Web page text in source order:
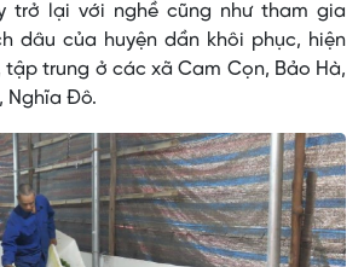
trở lại với nghề cũng như tham gia
dâu của huyện dần khôi phục, hiện
trung ở các xã Cam Cọn, Bảo Hà,
Nghĩa Đô.